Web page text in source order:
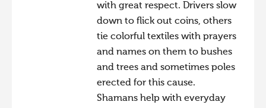
with great respect. Drivers slow
down to flick out coins, others
tie colorful textiles with prayers
and names on them to bushes
and trees and sometimes poles
erected for this cause.
Shamans help with everyday